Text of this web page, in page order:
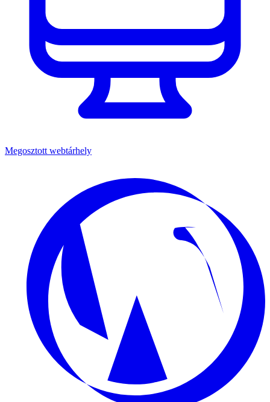
Megosztott webtárhely